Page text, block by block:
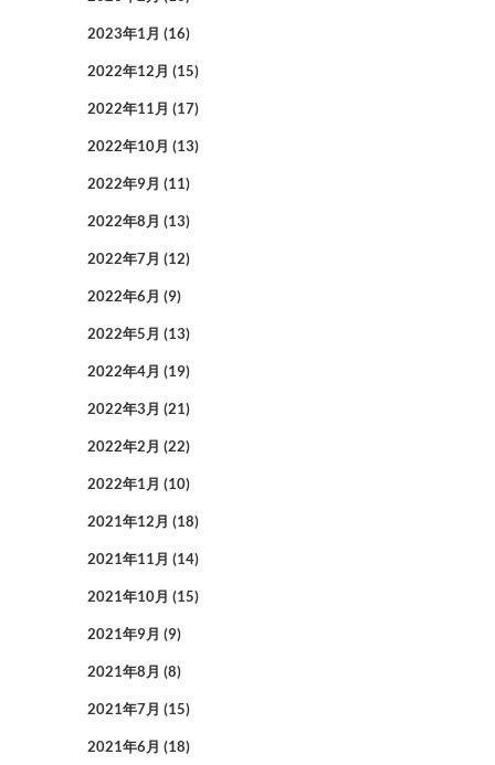
2023年1月 (16)
2022年12月 (15)
2022年11月 (17)
2022年10月 (13)
2022年9月 (11)
2022年8月 (13)
2022年7月 (12)
2022年6月 (9)
2022年5月 (13)
2022年4月 (19)
2022年3月 (21)
2022年2月 (22)
2022年1月 (10)
2021年12月 (18)
2021年11月 (14)
2021年10月 (15)
2021年9月 (9)
2021年8月 (8)
2021年7月 (15)
2021年6月 (18)